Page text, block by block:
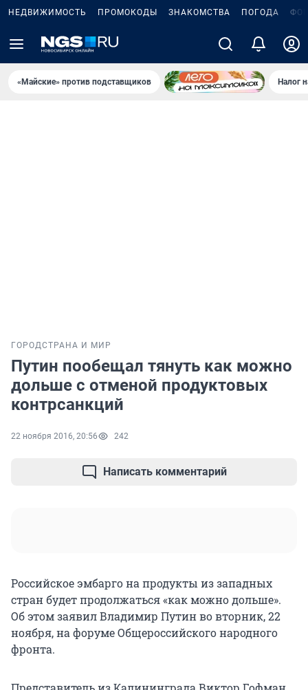
НЕДВИЖИМОСТЬ ПРОМОКОДЫ ЗНАКОМСТВА ПОГОДА
«Майские» против подставщиков Налог
ГОРОДСТРАНА И МИР
Путин пообещал тянуть как можно
дольше с отменой продуктовых
контрсанкций
22 ноября 2016, 20:56 242
Написать комментарий
Российское эмбарго на продукты из западных
стран будет продолжаться «как можно дольше».
Об этом заявил Владимир Путин во вторник, 22
ноября, на форуме Общероссийского народного
фронта.